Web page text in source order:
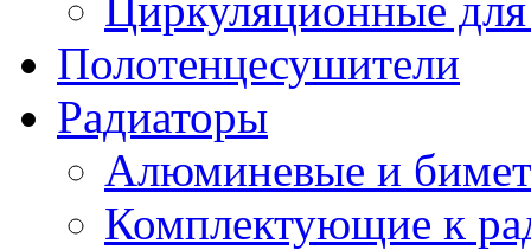
Полотенцесушители
Радиаторы
Алюминевые и
Комплектующие к